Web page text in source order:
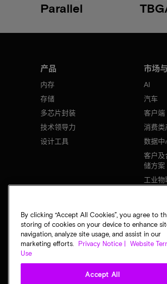
Parallel
产品
内存
存储
多芯片封装
技术领导力
设计工具
市场
AI
汽车
客户端
消费类
数据中
客户
储方案
工业物
By clicking “Accept All Cookies”, you agree to
storing of cookies on your device to enhance
navigation, analyze site usage, and assist in our
marketing efforts.
Privacy Notice |
Website
Use
Accept All